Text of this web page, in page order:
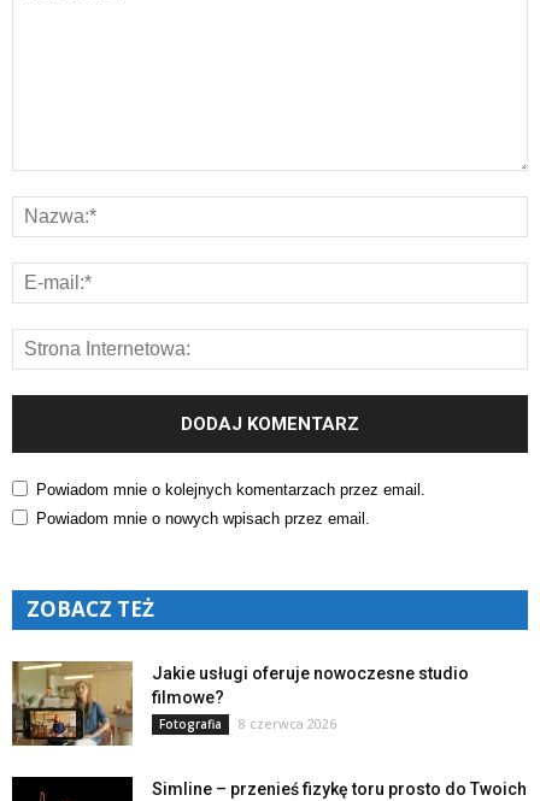
Powiadom mnie o kolejnych komentarzach przez email.
Powiadom mnie o nowych wpisach przez email.
ZOBACZ TEŻ
Jakie usługi oferuje nowoczesne studio
filmowe?
Fotografia 8 czerwca 2026
Simline – przenieś fizykę toru prosto do Twoich